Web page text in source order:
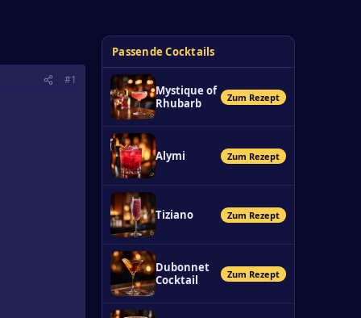
#1
Passende Cocktails
Mystique of
Rhubarb
Zum Rezept
Alymi Zum Rezept
Tiziano Zum Rezept
Dubonnet
Cocktail
Zum Rezept